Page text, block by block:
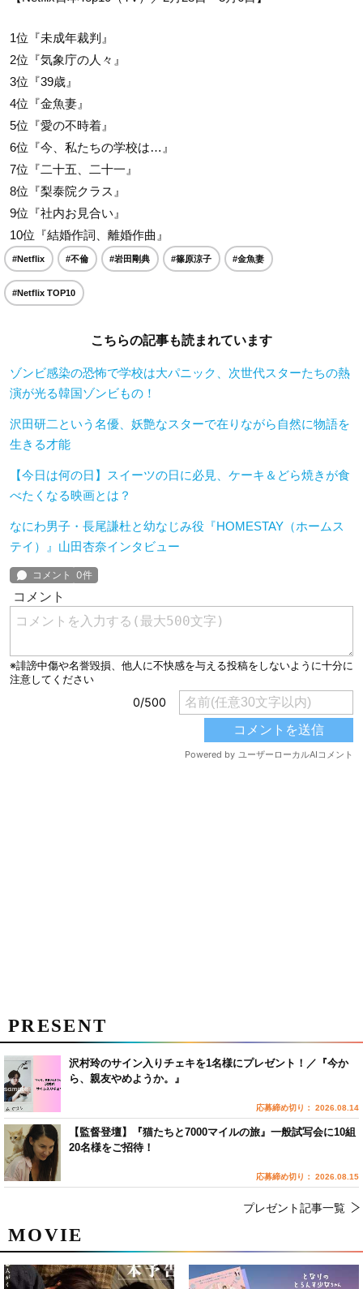
1位『未成年裁判』
2位『気象庁の人々』
3位『39歳』
4位『金魚妻』
5位『愛の不時着』
6位『今、私たちの学校は…』
7位『二十五、二十一』
8位『梨泰院クラス』
9位『社内お見合い』
10位『結婚作詞、離婚作曲』
#Netflix #不倫 #岩田剛典 #篠原涼子 #金魚妻
#Netflix TOP10
こちらの記事も読まれています
ゾンビ感染の恐怖で学校は大パニック、次世代スターたちの熱
演が光る韓国ゾンビもの！
沢田研二という名優、妖艶なスターで在りながら自然に物語を
生きる才能
【今日は何の日】スイーツの日に必見、ケーキ＆どら焼きが食
べたくなる映画とは？
なにわ男子・長尾謙杜と幼なじみ役『HOMESTAY（ホームス
テイ）』山田杏奈インタビュー
MOVIE
PRESENT
沢村玲のサイン入りチェキを1名様にプレゼント！／『今か
ら、親友やめようか。』
応募締め切り： 2026.08.14
【監督登壇】『猫たちと7000マイルの旅』一般試写会に10組
20名様をご招待！
応募締め切り： 2026.08.15
プレゼント記事一覧